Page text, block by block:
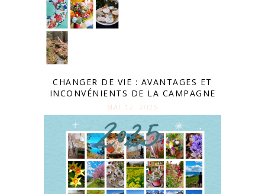
CHANGER DE VIE : AVANTAGES ET
INCONVÉNIENTS DE LA CAMPAGNE
MAI 12. 2025